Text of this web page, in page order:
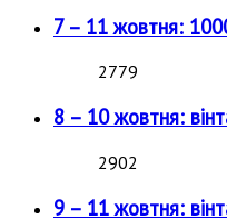
7 – 11 жовтня:
2779
8 – 10 жовтня:
2902
9 – 11 жовтня: